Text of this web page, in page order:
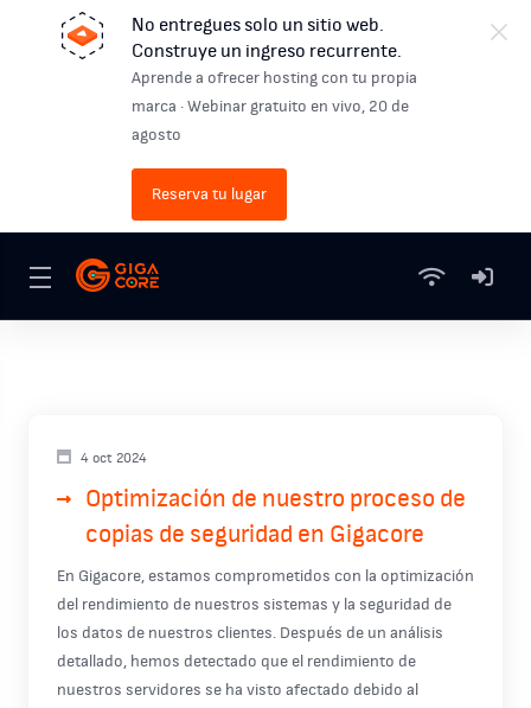
No entregues solo un sitio web.
Construye un ingreso recurrente.
Aprende a ofrecer hosting con tu propia
marca · Webinar gratuito en vivo, 20 de
agosto
Reserva tu lugar
4 oct 2024
Optimización de nuestro proceso de
copias de seguridad en Gigacore
En Gigacore, estamos comprometidos con la optimización
del rendimiento de nuestros sistemas y la seguridad de
los datos de nuestros clientes. Después de un análisis
detallado, hemos detectado que el rendimiento de
nuestros servidores se ha visto afectado debido al